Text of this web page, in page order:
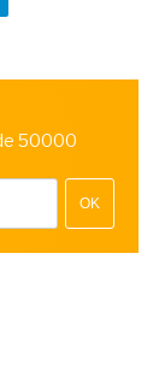
50000
OK